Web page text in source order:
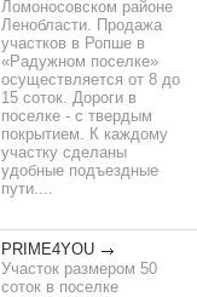
Ломоносовском районе
Ленобласти. Продажа
участков в Ропше в
«Радужном поселке»
осуществляется от 8 до
15 соток. Дороги в
поселке - с твердым
покрытием. К каждому
участку сделаны
удобные подъездные
пути....
PRIME4YOU
Участок размером 50
соток в поселке